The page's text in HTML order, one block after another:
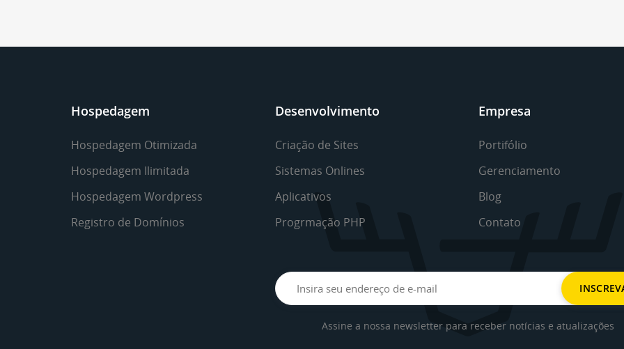
Hospedagem
Hospedagem Otimizada
Hospedagem Ilimitada
Hospedagem Wordpress
Registro de Domínios
Desenvolvimento
Criação de Sites
Sistemas Onlines
Aplicativos
Progrmação PHP
Empresa
Portifólio
Gerenciamento
Blog
Contato
Assine a nossa newsletter para receber notícias e atualizações